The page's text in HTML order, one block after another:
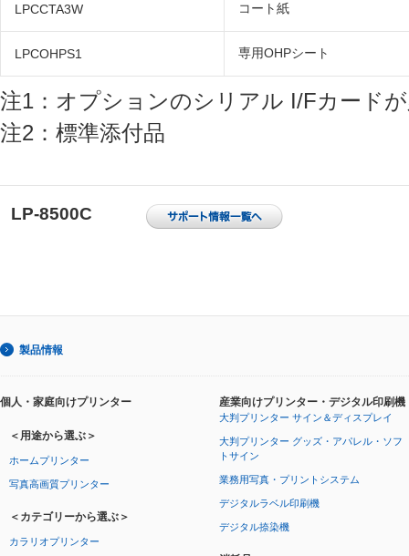
LPCCTA3W コート紙
LPCOHPS1 専用OHPシート
注1：オプションのシリアル I/Fカード
注2：標準添付品
LP-8500C
製品情報
個人・家庭向けプリンター
＜用途から選ぶ＞
ホームプリンター
写真高画質プリンター
＜カテゴリーから選ぶ＞
カラリオプリンター
産業向けプリンター・デジタル印刷機
大判プリンター サイン＆ディスプレイ
大判プリンター グッズ・アパレル・ソフ
トサイン
業務用写真・プリントシステム
デジタルラベル印刷機
デジタル捺染機